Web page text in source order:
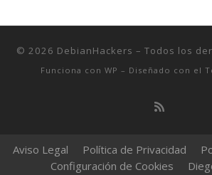
© 2026 DebianHackers – Todos los
Funciona con WP – Diseñado con el
Aviso Legal Política de Privacidad
Configuración de Cookies